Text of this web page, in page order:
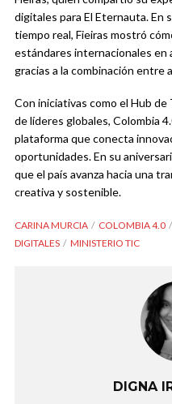
digitales para El Eternauta. En
tiempo real, Fieiras mostró
estándares internacionales en
gracias a la combinación entre
Con iniciativas como el Hub
de líderes globales, Colombia
plataforma que conecta
oportunidades. En su
que el país avanza hacia una
creativa y sostenible.
CARINA MURCIA COLOMBIA 4.0
DIGITALES
MINISTERIO TIC
DIGNA